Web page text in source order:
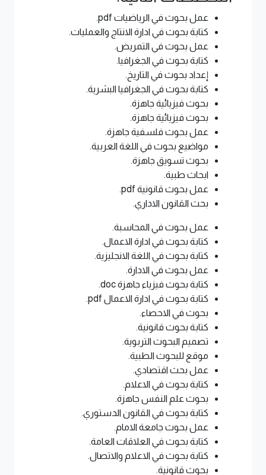
عمل بحوث في الرياضيات pdf.
كتابة بحوث في ادارة الانتاج والعمليات.
عمل بحوث في التمريض.
كتابة بحوث في الجغرافيا.
إعداد بحوث في التاريخ.
كتابة بحوث في الجغرافيا البشرية.
بحوث فيزيائية جاهزة.
بحوث فيزيائية جاهزة.
عمل بحوث فلسفية جاهزة.
مواضيع بحوث في اللغة العربية.
بحوث تسويق جاهزة.
ابحاث طبية.
عمل بحوث قانونية pdf.
بحث القانون الاداري.
عمل بحوث في المحاسبة.
كتابة بحوث في ادارة الاعمال.
كتابة بحوث في اللغة الانجليزية.
عمل بحوث في الادارة.
كتابة بحوث فيزياء جاهزة doc.
كتابة بحوث في ادارة الاعمال pdf.
بحوث في الاحصاء.
كتابة بحوث قانونية.
تصميم البحوث التربوية.
موقع للبحوث الطبية.
عمل بحث اقتصادي.
كتابة بحوث في الاعلام.
بحوث علم النفس جاهزة.
كتابة بحوث في القانون الدستوري.
عمل بحوث جامعة الامام.
كتابة بحوث في العلاقات العامة.
كتابة بحوث في الاعلام والاتصال.
بحوث قانونية.